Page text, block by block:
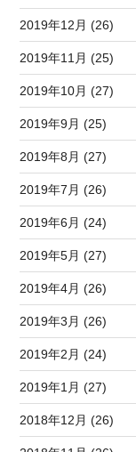
2019年12月 (26)
2019年11月 (25)
2019年10月 (27)
2019年9月 (25)
2019年8月 (27)
2019年7月 (26)
2019年6月 (24)
2019年5月 (27)
2019年4月 (26)
2019年3月 (26)
2019年2月 (24)
2019年1月 (27)
2018年12月 (26)